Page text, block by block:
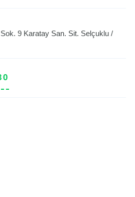
9 Karatay San. Sit. Selçuklu /